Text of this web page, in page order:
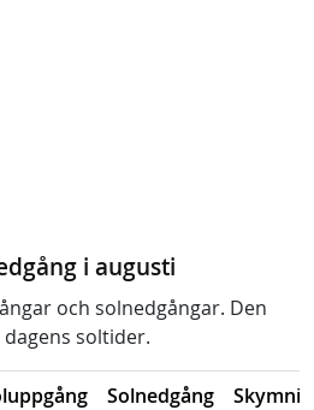
i augusti
och solnedgångar. Den
soltider.
Solnedgång